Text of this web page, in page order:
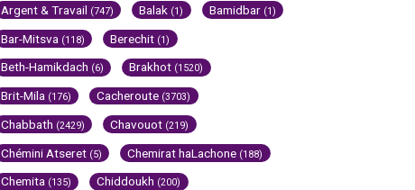
Argent & Travail (747) Balak (1) Bamidbar (1)
Bar-Mitsva (118) Berechit (1)
Beth-Hamikdach (6) Brakhot (1520)
Brit-Mila (176) Cacheroute (3703)
Chabbath (2429) Chavouot (219)
Chémini Atseret (5) Chemirat haLachone (188)
Chemita (135) Chiddoukh (200)